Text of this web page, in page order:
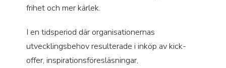
frihet och mer kärlek.
I en tidsperiod där organisationernas
utvecklingsbehov resulterade i inköp av kick-
offer, inspirationsföresläsningar,